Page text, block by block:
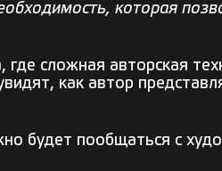
которая
где сложная авторская
как автор
будет пообщаться с